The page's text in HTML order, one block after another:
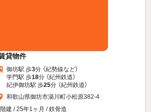
貸物件
御坊駅 歩3分 （紀勢線など）
学門駅 歩18分 （紀州鉄道）
紀伊御坊駅 歩25分 （紀州鉄道）
和歌山県御坊市湯川町小松原382-4
建 / 25年1ヶ月 / 鉄骨造